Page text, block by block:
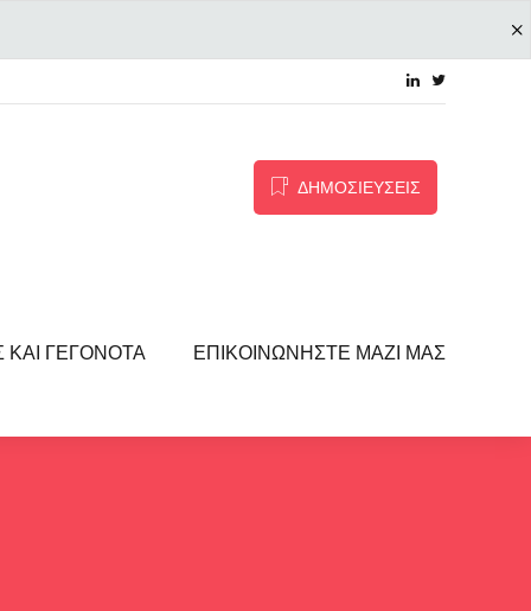
ΔΗΜΟΣΙΕΥΣΕΙΣ
ΚΑΙ ΓΕΓΟΝΌΤΑ ΕΠΙΚΟΙΝΩΝΉΣΤΕ ΜΑΖΊ ΜΑΣ